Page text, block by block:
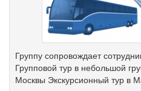
Группу сопровождает
Групповой тур в небольшой
Москвы Экскурсионный тур в